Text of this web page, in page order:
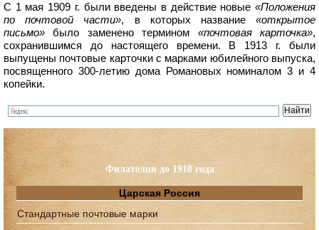
С 1 мая 1909 г. были введены в действие новые «Положения
по почтовой части», в которых название«открытое
письмо» было заменено термином «почтовая карточка»,
сохранившимся до настоящего времени. В 1913 г. были
выпущены почтовые карточки с марками юбилейного выпуска,
посвященного 300-летию дома Романовых номиналом 3 и 4
копейки.
Филателия до 1918 года
Царская Россия
Стандартные почтовые марки